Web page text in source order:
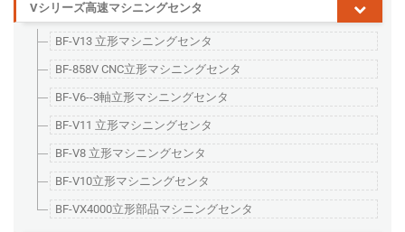
Vシリーズ高速マシニングセンタ
BF-V13 立形マシニングセンタ
BF-858V CNC立形マシニングセンタ
BF-V6--3軸立形マシニングセンタ
BF-V11 立形マシニングセンタ
BF-V8 立形マシニングセンタ
BF-V10立形マシニングセンタ
BF-VX4000立形部品マシニングセンタ